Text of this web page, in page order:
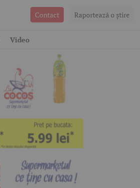
Contact Raportează o ştire
Video